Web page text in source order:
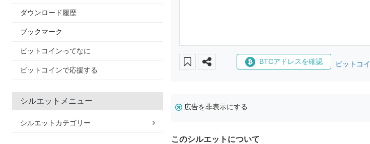
ダウンロード履歴
ブックマーク
ビットコインってなに
ビットコインで応援する
シルエットメニュー
シルエットカテゴリー
BTCアドレスを確認 ビットコ
広告を非表示にする
このシルエットについて